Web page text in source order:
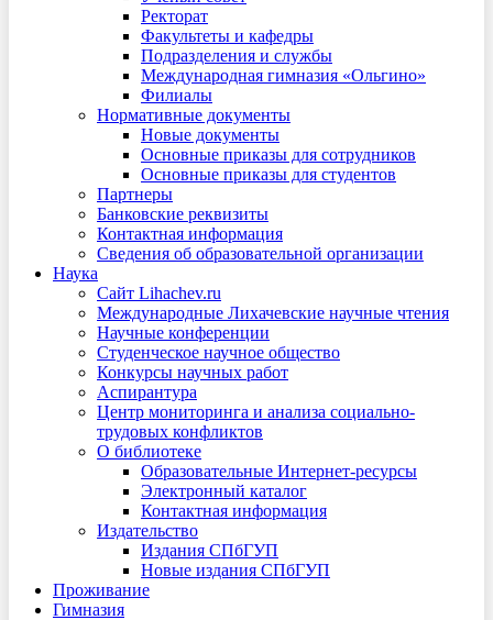
Ректорат
Факультеты и кафедры
Подразделения и службы
Международная гимназия «Ольгино»
Филиалы
Нормативные документы
Новые документы
Основные приказы для сотрудников
Основные приказы для студентов
Партнеры
Банковские реквизиты
Контактная информация
Сведения об образовательной организации
Наука
Сайт Lihachev.ru
Международные Лихачевские научные чтения
Научные конференции
Студенческое научное общество
Конкурсы научных работ
Аспирантура
Центр мониторинга и анализа социально-
трудовых конфликтов
О библиотеке
Образовательные Интернет-ресурсы
Электронный каталог
Контактная информация
Издательство
Издания СПбГУП
Новые издания СПбГУП
Проживание
Гимназия